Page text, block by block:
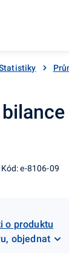
Kód: e-8106-09
o produktu
objednat